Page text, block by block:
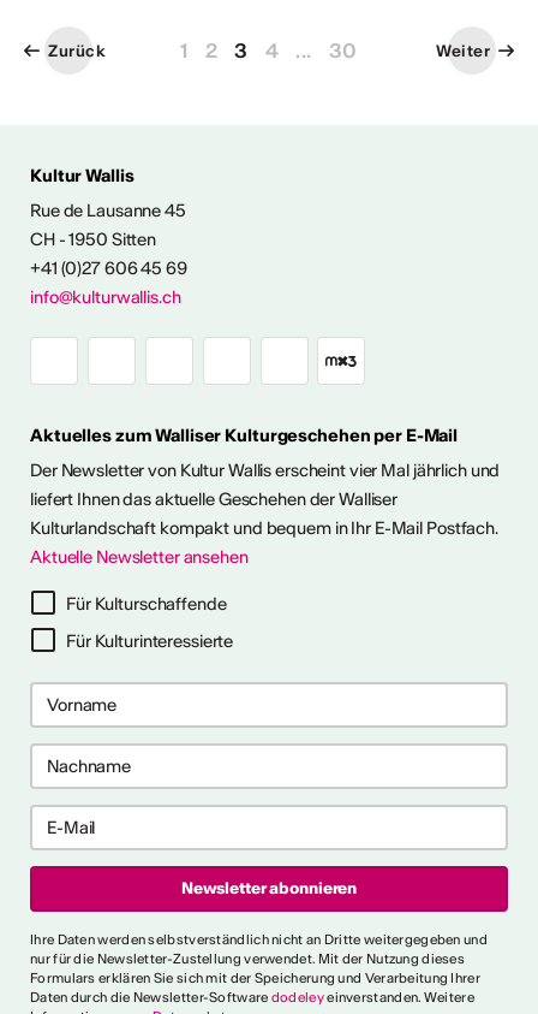
& KONTAKT
abonnieren
2024/2025
1 2 3 4 ... 30
Zurück Weiter
Kultur Wallis
Rue de Lausanne 45
CH - 1950 Sitten
+41 (0)27 606 45 69
info@kulturwallis.ch
Aktuelles zum Walliser Kulturgeschehen per E-Mail
Der Newsletter von Kultur Wallis erscheint vier Mal jährlich und
liefert Ihnen das aktuelle Geschehen der Walliser
Kulturlandschaft kompakt und bequem in Ihr E-Mail Postfach.
Aktuelle Newsletter ansehen
Für Kulturschaffende
Für Kulturinteressierte
Ihre Daten werden selbstverständlich nicht an Dritte weitergegeben und
nur für die Newsletter-Zustellung verwendet. Mit der Nutzung dieses
Formulars erklären Sie sich mit der Speicherung und Verarbeitung Ihrer
Daten durch die Newsletter-Software dodeleyeinverstanden. Weitere